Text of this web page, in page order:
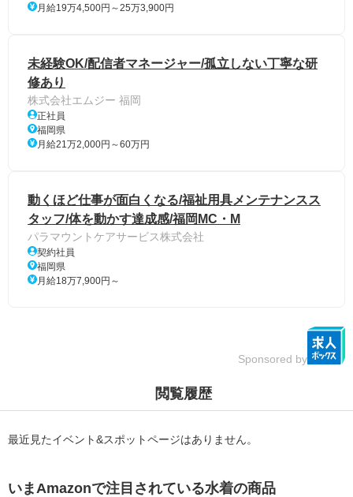
月給19万4,500円～25万3,900円
未経験OK/配信者マネージャー/孤立しない丁寧な研
修あり
株式会社エムジー 福岡
正社員
福岡県
月給21万2,000円～60万円
動くほど仕事が面白くなる/福祉用具メンテナンスス
タッフ/体を動かす達成感/福岡MC・M
パラマウントケアサービス株式会社
契約社員
福岡県
月給18万7,900円～
Sponsored by
閲覧履歴
最近見たイベント&スポットページはありません。
いまAmazonで注目されている水着の商品